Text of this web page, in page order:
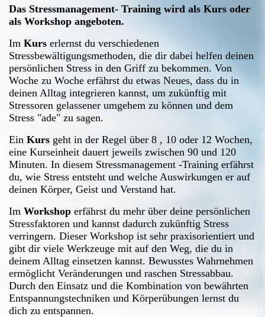
Das Stressmanagement- Training wird als Kurs oder
als Workshop angeboten.
Im Kurs erlernst du verschiedenen
Stressbewältigungsmethoden, die dir dabei helfen deinen
persönlichen Stress in den Griff zu bekommen. Von
Woche zu Woche erfährst du etwas Neues, dass du in
deinen Alltag integrieren kannst, um zukünftig mit
Stressoren gelassener umgehem zu können und dem
Stress "ade" zu sagen.
Ein Kurs geht in der Regel über 8 , 10 oder 12 Wochen,
eine Kurseinheit dauert jeweils zwischen 90 und 120
Minuten. In diesem Stressmanagement -Training erfährst
du, wie Stress entsteht und welche Auswirkungen er auf
deinen Körper, Geist und Verstand hat.
Im Workshop erfährst du mehr über deine persönlichen
Stressfaktoren und kannst dadurch zukünftig Stress
verringern. Dieser Workshop ist sehr praxisorientiert und
gibt dir viele Werkzeuge mit auf den Weg, die du in
deinem Alltag einsetzen kannst. Bewusstes Wahrnehmen
ermöglicht Veränderungen und raschen Stressabbau.
Durch den Einsatz und die Kombination von bewährten
Entspannungstechniken und Körperübungen lernst du
dich zu entspannen.